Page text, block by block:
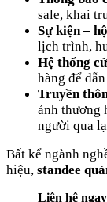
sale, khai
Sự kiện –
lịch trình,
Hệ thống
hàng để
Truyền
ảnh thương
người qua
Bất kể ngành
hiệu, standee
Liên hệ